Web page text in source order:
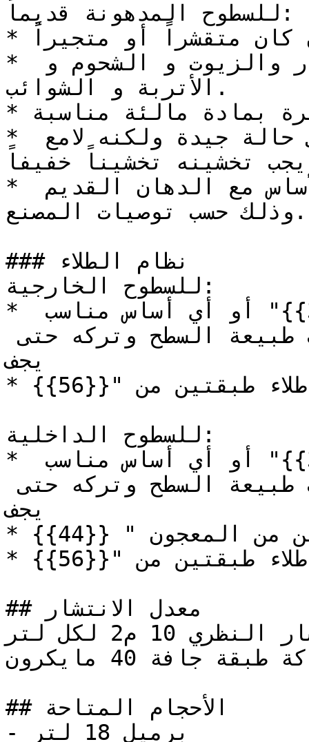
للسطوح المدهونة قديماً:
* إزالة الدهان القديم إن كان متقشراً أو متجيراً .
* التأكد من خلو السطح من الغبار والزيوت و الشحوم و
الأتربة و الشوائب.
* ملء التشققات و الحفر الصغيرة بمادة مالئة مناسبة.
* إذا كان الدهان القديم في حالة جيدة ولكنه لامع
تخشينه تخشيناً خفيفاً.
* يجب التأكد من توافق دهان الأساس مع الدهان القديم
وذلك حسب توصيات المصنع.
### نظام الطلاء
للسطوح الخارجية:
* طلاء طبقة واحدة من الأساس"{{31}}" أو أي أساس مناسب
من أساسات دهانات تايم حسب طبيعة السطح وتركه حتى
يجف
* طلاء طبقتين من "{{56}}"
للسطوح الداخلية:
* طلاء طبقة واحدة من الأساس"{{32}}" أو أي أساس مناسب
من أساسات دهانات تايم حسب طبيعة السطح وتركه حتى
يجف
* طلاء طبقتين من المعجون " {{44}}".
* طلاء طبقتين من "{{56}}".
## معدل الانتشار
معدل الانتشار النظري 10 م2 لكل لتر
عند سماكة طبقة جافة 40 مايكرون
## الأحجام المتاحة
- برميل 18 لتر